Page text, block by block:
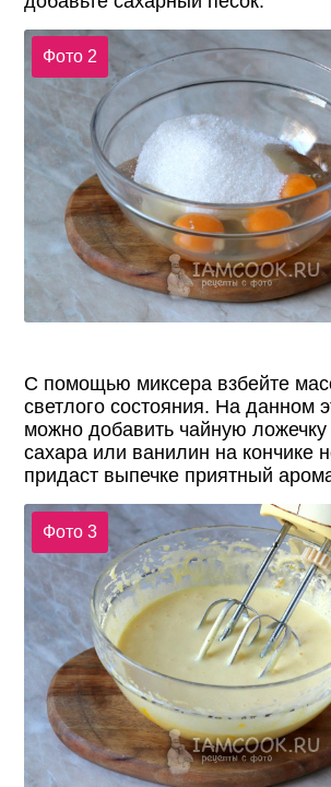
Фото 2
С помощью миксера взбейте
светлого состояния. На данном
можно добавить чайную ложечку
сахара или ванилин на кончике
придаст выпечке приятный
Фото 3